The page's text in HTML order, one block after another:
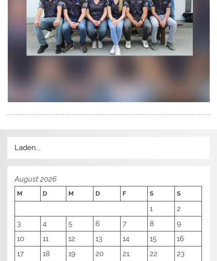
Laden...
August 2026
M D M D F S S
1
2
3
4 5 6 7 8
9
10
11 12 13 14 15
16
17
18 19 20 21 22 23